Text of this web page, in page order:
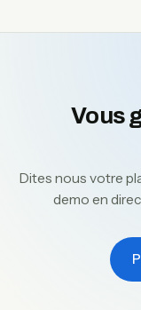
Vous
Dites nous votre
demo en